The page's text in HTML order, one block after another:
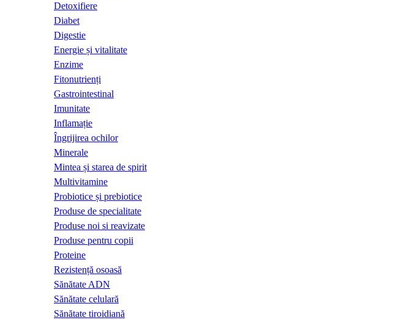
Detoxifiere
Diabet
Digestie
Energie și vitalitate
Enzime
Fitonutrienți
Gastrointestinal
Imunitate
Inflamație
Îngrijirea ochilor
Minerale
Mintea și starea de spirit
Multivitamine
Probiotice și prebiotice
Produse de specialitate
Produse noi si reavizate
Produse pentru copii
Proteine
Rezistență osoasă
Sănătate ADN
Sănătate celulară
Sănătate tiroidiană